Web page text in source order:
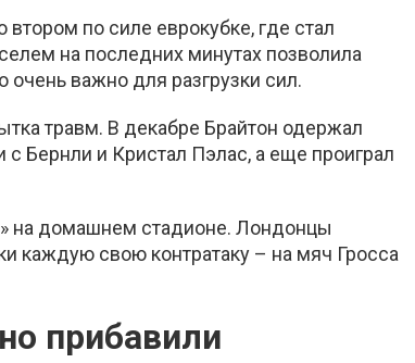
по силе еврокубке, где стал
на последних минутах позволила
важно для разгрузки сил.
травм. В декабре Брайтон одержал
Бернли и Кристал Пэлас, а еще проиграл
на домашнем стадионе. Лондонцы
каждую свою контратаку – на мяч Гросса
прибавили